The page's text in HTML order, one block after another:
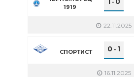
1919
-
22.11.2025
СПОРТИСТ 0 - 1
16.11.2025